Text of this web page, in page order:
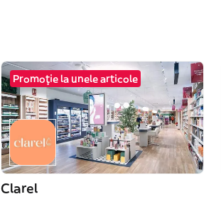
Promoție la unele articole
Clarel